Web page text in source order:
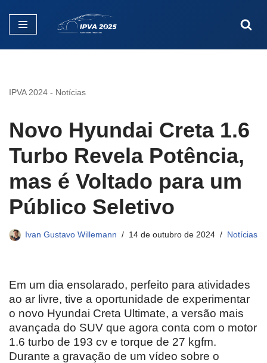
Pular
IPVA 2024 - Notícias
Novo Hyundai Creta 1.6
Turbo Revela Potência,
mas é Voltado para um
Público Seletivo
Ivan Gustavo Willemann 14 de outubro de 2024 Notícias
Em um dia ensolarado, perfeito para atividades
ao ar livre, tive a oportunidade de experimentar
o novo Hyundai Creta Ultimate, a versão mais
avançada do SUV que agora conta com o motor
1.6 turbo de 193 cv e torque de 27 kgfm.
Durante a gravação de um vídeo sobre o